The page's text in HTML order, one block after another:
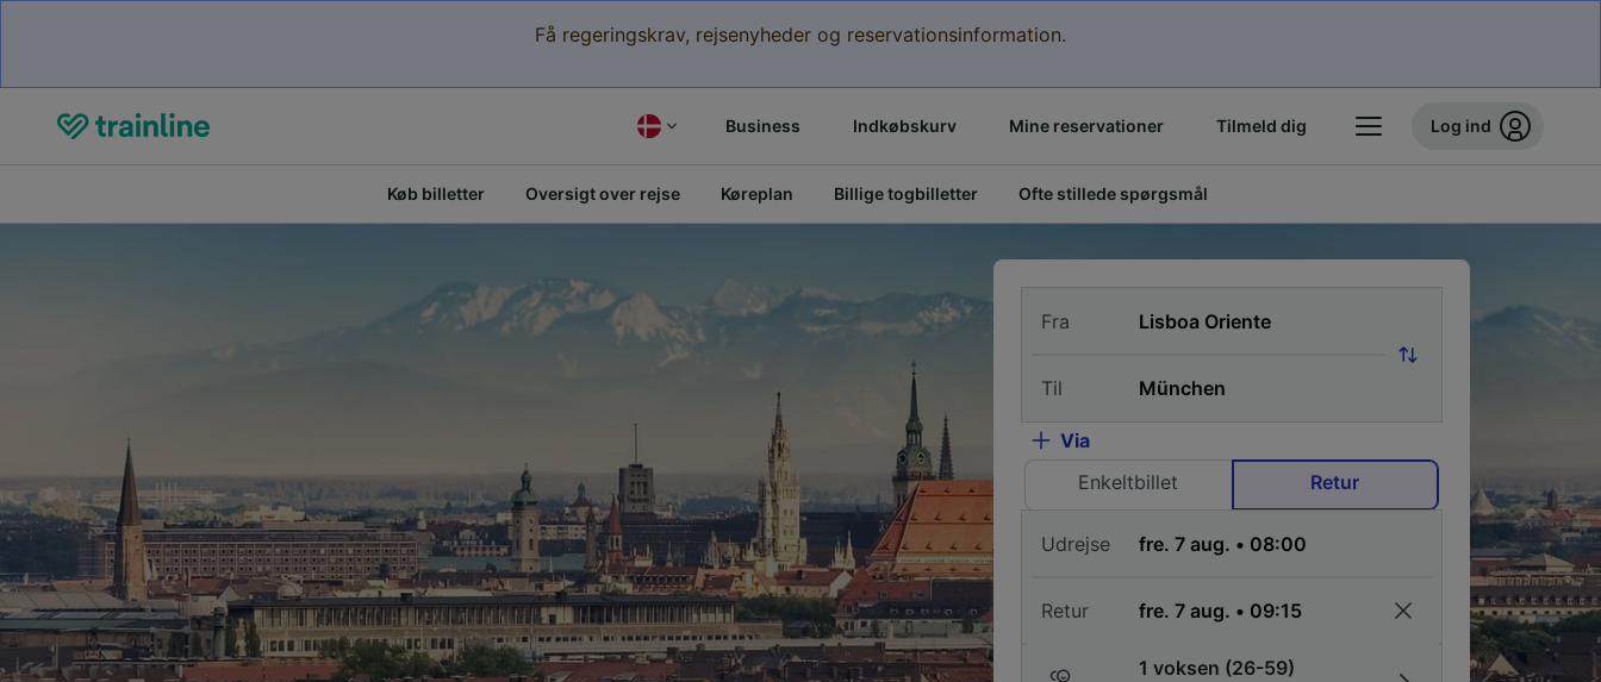
Få regeringskrav, rejsenyheder og reservationsinformation.
Business Indkøbskurv Mine reservationer Tilmeld dig Log ind
Køb billetter Oversigt over rejse Køreplan Billige togbilletter Ofte stillede spørgsmål
Fra
Til
Via
Enkeltbillet
Retur
Udrejse
Retur
1 voksen (26-59)